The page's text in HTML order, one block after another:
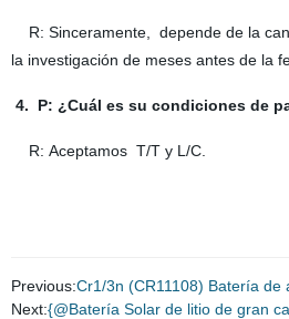
R: Sinceramente, depende de la
la investigación de meses antes de la
4. P: ¿Cuál es su condiciones de
R: Aceptamos T/T y L/C.
Previous:Cr1/3n (CR11108) Batería
Next:{@Batería Solar de litio de gran